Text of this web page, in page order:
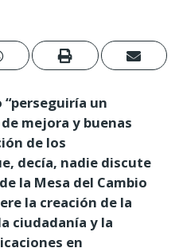
un
mejora y buenas
de los
decía, nadie discute
la Mesa del Cambio
la creación de la
ciudadanía y la
en